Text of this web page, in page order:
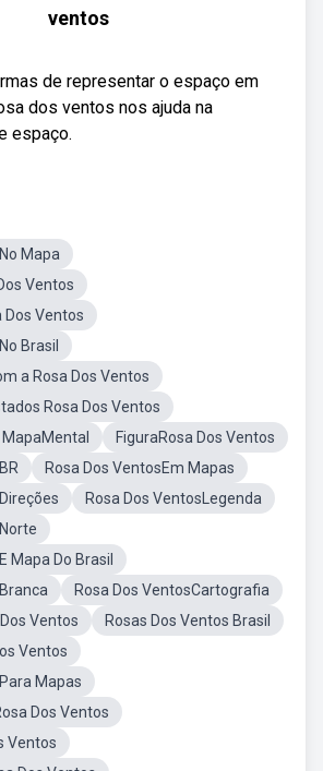
ventos
de representar o espaço em
dos ventos nos ajuda na
espaço.
Mapa
Ventos
Dos Ventos
Brasil
a Rosa Dos Ventos
Rosa Dos Ventos
FiguraRosa Dos Ventos
Rosa Dos VentosEm Mapas
Rosa Dos VentosLegenda
Mapa Do Brasil
Rosa Dos VentosCartografia
Ventos
Rosas Dos Ventos Brasil
Ventos
Mapas
Dos Ventos
Ventos